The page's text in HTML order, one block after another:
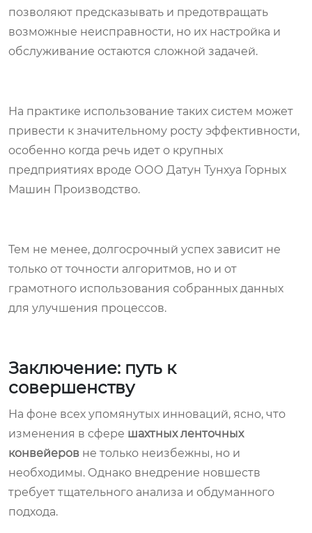
позволяют предсказывать и предотвращать
возможные неисправности, но их настройка и
обслуживание остаются сложной задачей.
На практике использование таких систем может
привести к значительному росту эффективности,
особенно когда речь идет о крупных
предприятиях вроде ООО Датун Тунхуа Горных
Машин Производство.
Тем не менее, долгосрочный успех зависит не
только от точности алгоритмов, но и от
грамотного использования собранных данных
для улучшения процессов.
Заключение: путь к
совершенству
На фоне всех упомянутых инноваций, ясно, что
изменения в сфере шахтных ленточных
конвейеров не только неизбежны, но и
необходимы. Однако внедрение новшеств
требует тщательного анализа и обдуманного
подхода.